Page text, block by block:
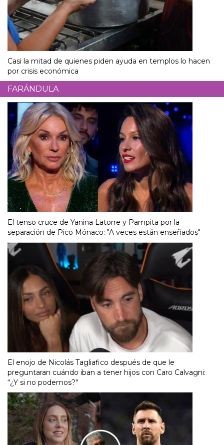
Casi la mitad de quienes piden ayuda en templos lo hacen
por crisis económica
FARÁNDULA
El tenso cruce de Yanina Latorre y Pampita por la
separación de Pico Mónaco: "A veces están enseñados"
El enojo de Nicolás Tagliafico después de que le
preguntaran cuándo iban a tener hijos con Caro Calvagni:
“¿Y si no podemos?"